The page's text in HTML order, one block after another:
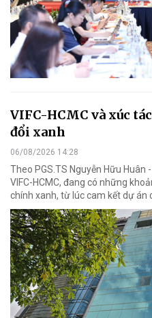
VIFC-HCMC và xúc
đổi xanh
06/08/2026 14:28
Theo PGS.TS Nguyễn Hữu Huân
VIFC-HCMC, đang có những
chính xanh, từ lúc cam kết dự án